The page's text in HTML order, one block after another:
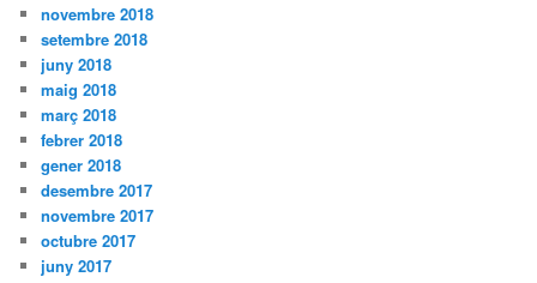
novembre 2018
setembre 2018
juny 2018
maig 2018
març 2018
febrer 2018
gener 2018
desembre 2017
novembre 2017
octubre 2017
juny 2017